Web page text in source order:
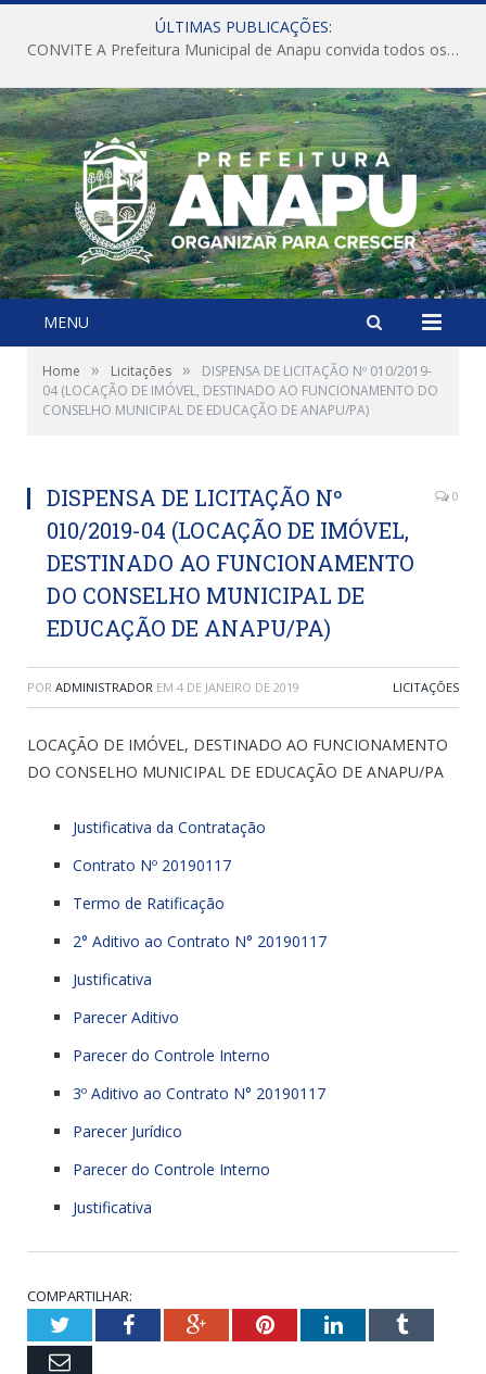
ÚLTIMAS PUBLICAÇÕES:
CONVITE A Prefeitura Municipal de Anapu convida todos os servidores públicos municipais para participarem da Audiência Pública de discussão da Lei de Diretrizes Orçamentárias (LDO), importante instrumento de planejamento das ações e investimentos da Administração Pública para o próximo exercício financeiro.
MENU
Home » Licitações »
DISPENSA DE LICITAÇÃO Nº 010/2019-
04 (LOCAÇÃO DE IMÓVEL, DESTINADO AO FUNCIONAMENTO DO
CONSELHO MUNICIPAL DE EDUCAÇÃO DE ANAPU/PA)
DISPENSA DE LICITAÇÃO Nº
010/2019-04 (LOCAÇÃO DE IMÓVEL,
DESTINADO AO FUNCIONAMENTO
DO CONSELHO MUNICIPAL DE
EDUCAÇÃO DE ANAPU/PA)
0
POR ADMINISTRADOR EM 4 DE JANEIRO DE 2019 LICITAÇÕES
LOCAÇÃO DE IMÓVEL, DESTINADO AO FUNCIONAMENTO
DO CONSELHO MUNICIPAL DE EDUCAÇÃO DE ANAPU/PA
Justificativa da Contratação
Contrato Nº 20190117
Termo de Ratificação
2° Aditivo ao Contrato N° 20190117
Justificativa
Parecer Aditivo
Parecer do Controle Interno
3º Aditivo ao Contrato N° 20190117
Parecer Jurídico
Parecer do Controle Interno
Justificativa
COMPARTILHAR:
TwitterFacebookGoogle+PinterestLinkedInTumblr
Email